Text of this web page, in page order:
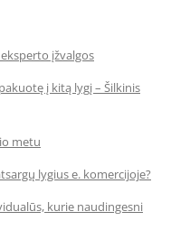
eksperto įžvalgos
į kitą lygį – Šilkinis
metu
lygius e. komercijoje?
kurie naudingesni